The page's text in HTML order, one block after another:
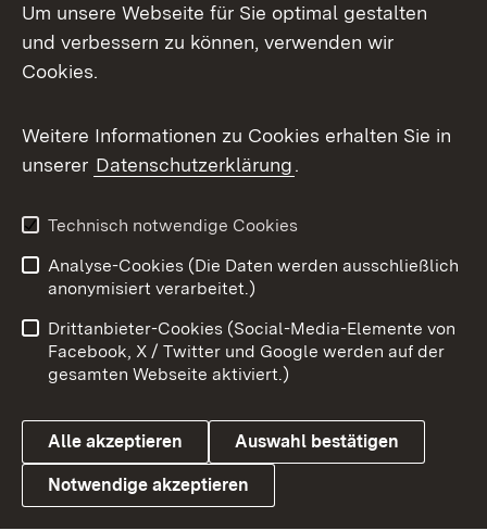
Facebook
X / Twitter
Youtube
Link zum Landesportal
Impressum
Kontakt
Barrierefreiheit
Datenschutz
Cookies
Um unsere Webseite für Sie optimal gestalten
und verbessern zu können, verwenden wir
Cookies.
Weitere Informationen zu Cookies erhalten Sie in
unserer Datenschutzerklärung.
Technisch notwendige Cookies
Analyse-Cookies (Die Daten werden ausschließlich
anonymisiert verarbeitet.)
Drittanbieter-Cookies (Social-Media-Elemente von
Facebook, X / Twitter und Google werden auf der
gesamten Webseite aktiviert.)
Alle akzeptieren Auswahl bestätigen
Notwendige akzeptieren